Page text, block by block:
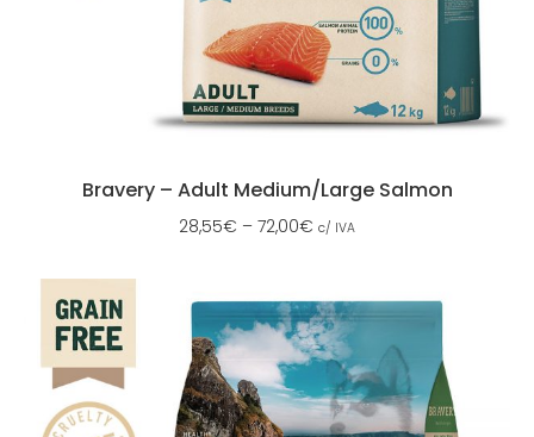
Bravery – Adult Medium/Large Salmon
28,55€ – 72,00€ c/ IVA